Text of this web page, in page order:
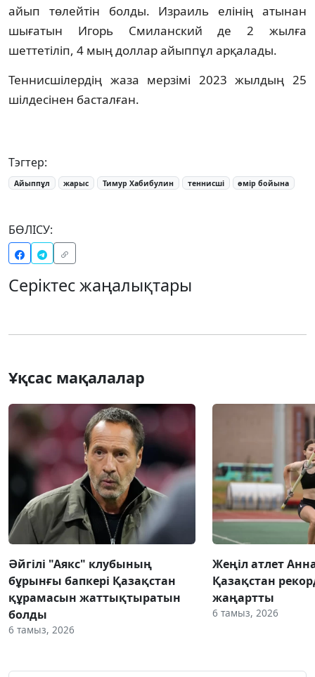
айып төлейтін болды. Израиль елінің атынан
шығатын Игорь Смиланский де 2 жылға
шеттетіліп, 4 мың доллар айыппұл арқалады.
Теннисшілердің жаза мерзімі 2023 жылдың 25
шілдесінен басталған.
Тэгтер:
Айыппұл жарыс Тимур Хабибулин теннисші өмір бойына
БӨЛІСУ:
Серіктес жаңалықтары
Ұқсас мақалалар
Әйгілі "Аякс" клубының
бұрынғы бапкері Қазақстан
құрамасын жаттықтыратын
болды
6 тамыз, 2026
Жеңіл атлет
Қазақстан
жаңартты
6 тамыз, 2026